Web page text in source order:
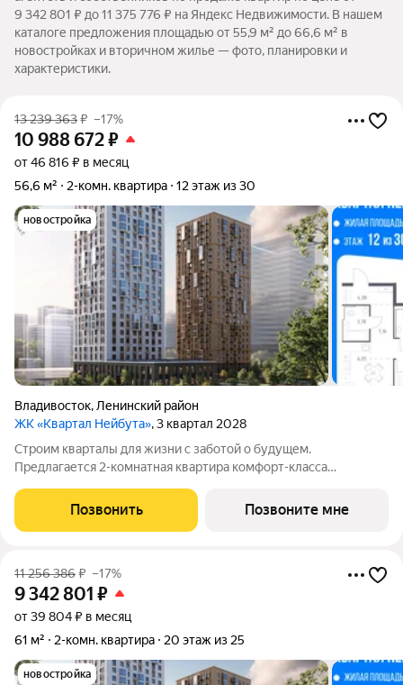
9 342 801 ₽ до 11 375 776 ₽ на Яндекс Недвижимости. В нашем
каталоге предложения площадью от 55,9 м² до 66,6 м² в
новостройках и вторичном жилье — фото, планировки и
характеристики.
13 239 363₽ –17%
10 988 672₽
от 46 816 ₽ в месяц
56,6 м²
2-комн. квартира 12 этаж из 30
новостройка
Владивосток, Ленинский район
ЖК «Квартал Нейбута», 3 квартал 2028
Строим кварталы для жизни с заботой о будущем.
Предлагается 2-комнатная квартира комфорт-класса
12-м этаже, в жилом комплексе "Квартал Нейбута".Выбирайте
свое место для счастливой жизни: от
Позвонить Позвоните мне
11 256 386₽ –17%
9 342 801 ₽
от 39 804 ₽ в месяц
61 м²
2-комн. квартира 20 этаж из 25
новостройка